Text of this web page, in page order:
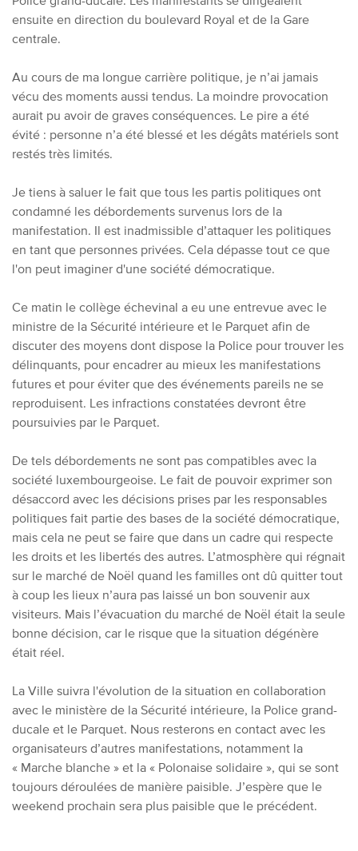
ensuite en direction du boulevard Royal et de la Gare
centrale.
Au cours de ma longue carrière politique, je n’ai jamais
vécu des moments aussi tendus. La moindre provocation
aurait pu avoir de graves conséquences. Le pire a été
évité : personne n’a été blessé et les dégâts matériels sont
restés très limités.
Je tiens à saluer le fait que tous les partis politiques ont
condamné les débordements survenus lors de la
manifestation. Il est inadmissible d’attaquer les politiques
en tant que personnes privées. Cela dépasse tout ce que
l'on peut imaginer d'une société démocratique.
Ce matin le collège échevinal a eu une entrevue avec le
ministre de la Sécurité intérieure et le Parquet afin de
discuter des moyens dont dispose la Police pour trouver les
délinquants, pour encadrer au mieux les manifestations
futures et pour éviter que des événements pareils ne se
reproduisent. Les infractions constatées devront être
poursuivies par le Parquet.
De tels débordements ne sont pas compatibles avec la
société luxembourgeoise. Le fait de pouvoir exprimer son
désaccord avec les décisions prises par les responsables
politiques fait partie des bases de la société démocratique,
mais cela ne peut se faire que dans un cadre qui respecte
les droits et les libertés des autres. L’atmosphère qui régnait
sur le marché de Noël quand les familles ont dû quitter tout
à coup les lieux n’aura pas laissé un bon souvenir aux
visiteurs. Mais l’évacuation du marché de Noël était la seule
bonne décision, car le risque que la situation dégénère
était réel.
La Ville suivra l'évolution de la situation en collaboration
avec le ministère de la Sécurité intérieure, la Police grand-
ducale et le Parquet. Nous resterons en contact avec les
organisateurs d’autres manifestations, notamment la
« Marche blanche » et la « Polonaise solidaire », qui se sont
toujours déroulées de manière paisible. J’espère que le
weekend prochain sera plus paisible que le précédent.